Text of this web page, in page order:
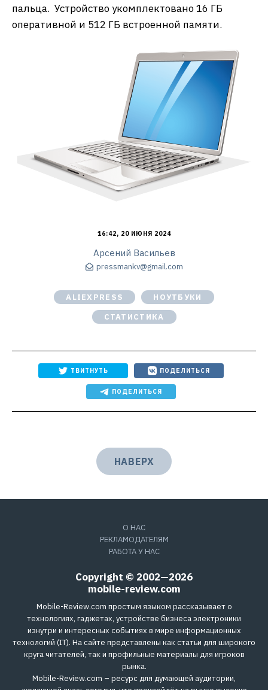
пальца. Устройство укомплектовано 16 ГБ
оперативной и 512 ГБ встроенной памяти.
16:42, 20 ИЮНЯ 2024
Арсений Васильев
pressmankv@gmail.com
ALIEXPRESS
НОУТБУКИ
СТАТИСТИКА
ТВИТНУТЬ ПОДЕЛИТЬСЯ
ПОДЕЛИТЬСЯ
НАВЕРХ
О НАС
РЕКЛАМОДАТЕЛЯМ
РАБОТА У НАС
Copyright © 2002—2026
mobile-review.com
Mobile-Review.com простым языком рассказывает о
технологиях, гаджетах, устройстве бизнеса электроники
изнутри и интересных событиях в мире информационных
технологий (IT). На сайте представлены как статьи для широкого
круга читателей, так и профильные материалы для игроков
рынка.
Mobile-Review.com – ресурс для думающей аудитории,